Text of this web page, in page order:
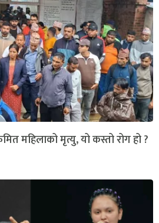
महिलाको मृत्यु, यो कस्तो रोग हो ?